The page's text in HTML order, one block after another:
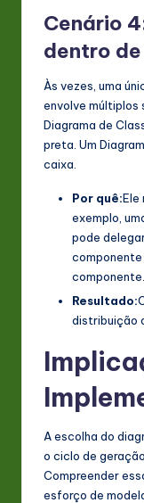
Cenário
dentro
Às vezes, uma
envolve múltiplos
Diagrama de
preta. Um
caixa.
Por quê:Ele
exemplo,
pode
componente
componente.
Resultado:
distribuição
A escolha do
o ciclo de
Compreender
esforço de